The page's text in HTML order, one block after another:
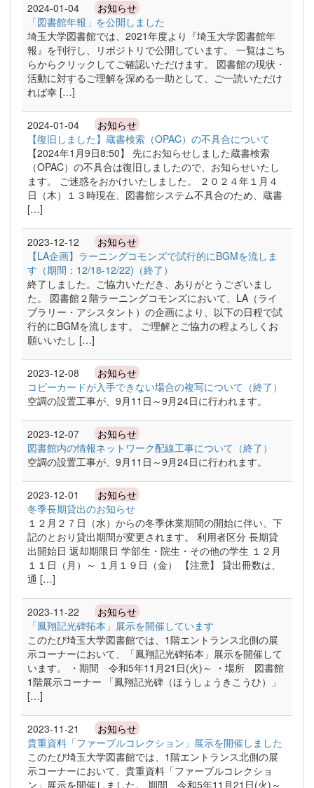
2024-01-04 お知らせ
「図書館年報」を公開しました
埼玉大学図書館では、2021年度より『埼玉大学図書館年
報』を刊行し、リポジトリで公開しています。 一覧はこち
らからクリックしてご確認いただけます。 図書館の現状・
活動に対するご理解を深める一助として、ご一読いただけ
れば幸 […]
2024-01-04 お知らせ
【復旧しました】蔵書検索（OPAC）の不具合について
【2024年1月9日8:50】 先にお知らせしました蔵書検索
（OPAC）の不具合は復旧しましたので、お知らせいたし
ます。 ご迷惑をおかけいたしました。 ２０２４年１月４
日（木）１３時現在、図書館システム不具合のため、蔵書
[…]
2023-12-12 お知らせ
【LA企画】ラーニングコモンズで試行的にBGMを流しま
す（期間：12/18-12/22)（終了）
終了しました。ご協力いただき、ありがとうございまし
た。 図書館２階ラーニングコモンズにおいて、LA（ライ
ブラリー・アシスタント）の企画により、以下の日程で試
行的にBGMを流します。 ご理解とご協力の程よろしくお
願いいたし […]
2023-12-08 お知らせ
コピーカードが入手できない場合の複写について（終了）
空調の設置工事が、9月11日～9月24日に行われます。
2023-12-07 お知らせ
図書館内の情報ネットワーク配線工事について（終了）
空調の設置工事が、9月11日～9月24日に行われます。
2023-12-01 お知らせ
冬季長期貸出のお知らせ
１２月２７日（水）からの冬季休業期間の開始に伴い、下
記のとおり貸出期間が変更されます。 利用者区分 長期貸
出開始日 返却期限日 学部生・院生・その他の学生 １２月
１１日（月）～ １月１９日（金） 【注意】 貸出冊数は、
通 […]
2023-11-22 お知らせ
「鳳翔記光碑拓本」展示を開催しています
このたび埼玉大学図書館では、1階エントランス北側の展
示コーナーにおいて、「鳳翔記光碑拓本」展示を開催して
います。 ・期間 令和5年11月21日(火)～ ・場所 図書館
1階展示コーナー 「鳳翔記光碑（ほうしょうきこうひ）」
[…]
2023-11-21 お知らせ
貴重資料「ファーブルコレクション」展示を開催しました
このたび埼玉大学図書館では、1階エントランス北側の展
示コーナーにおいて、貴重資料「ファーブルコレクショ
ン」展示を開催しました。 期間 令和5年11月21日(火)～